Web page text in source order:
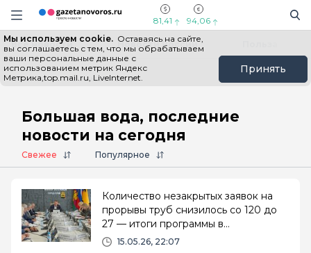
Информационный портал "ГазетаНоворос.ру"
Навигация сайта
81,41 94,06
Мы используем cookie. Оставаясь на сайте,
вы соглашаетесь с тем, что мы обрабатываем
ваши персональные данные с
использованием метрик Яндекс
Метрика,top.mail.ru, LiveInternet.
Принять
Все новости Новости России
Главная # Большая вода
Большая вода, последние
новости на сегодня
Свежее Популярное
Количество незакрытых заявок на
прорывы труб снизилось со 120 до
27 — итоги программы в
Новороссийске
15.05.26, 22:07